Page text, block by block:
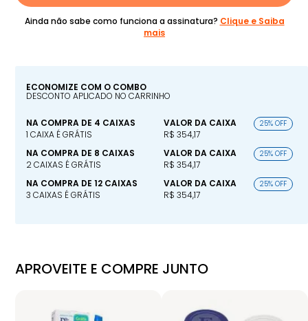
Ainda não sabe como funciona a assinatura? Clique e Saiba
mais
ECONOMIZE COM O COMBO
DESCONTO APLICADO NO CARRINHO
NA COMPRA DE 4 CAIXAS
1 CAIXA É GRÁTIS
VALOR DA CAIXA
R$ 354,17
25% OFF
NA COMPRA DE 8 CAIXAS
2 CAIXAS É GRÁTIS
VALOR DA CAIXA
R$ 354,17
25% OFF
NA COMPRA DE 12 CAIXAS
3 CAIXAS É GRÁTIS
VALOR DA CAIXA
R$ 354,17
25% OFF
APROVEITE E COMPRE JUNTO